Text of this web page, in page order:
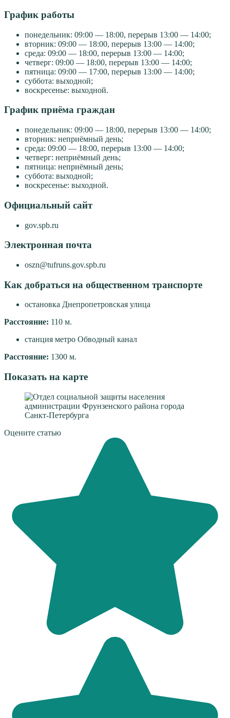
График работы
понедельник: 09:00 — 18:00, перерыв 13:00 — 14:00;
вторник: 09:00 — 18:00, перерыв 13:00 — 14:00;
среда: 09:00 — 18:00, перерыв 13:00 — 14:00;
четверг: 09:00 — 18:00, перерыв 13:00 — 14:00;
пятница: 09:00 — 17:00, перерыв 13:00 — 14:00;
суббота: выходной;
воскресенье: выходной.
График приёма граждан
понедельник: 09:00 — 18:00, перерыв 13:00 — 14:00;
вторник: неприёмный день;
среда: 09:00 — 18:00, перерыв 13:00 — 14:00;
четверг: неприёмный день;
пятница: неприёмный день;
суббота: выходной;
воскресенье: выходной.
Официальный сайт
gov.spb.ru
Электронная почта
oszn@tufruns.gov.spb.ru
Как добраться на общественном транспорте
остановка Днепропетровская улица
Расстояние: 110 м.
станция метро Обводный канал
Расстояние: 1300 м.
Показать на карте
Оцените статью